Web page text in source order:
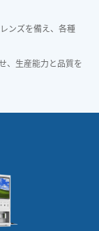
ンズを備え、各種
、生産能力と品質を